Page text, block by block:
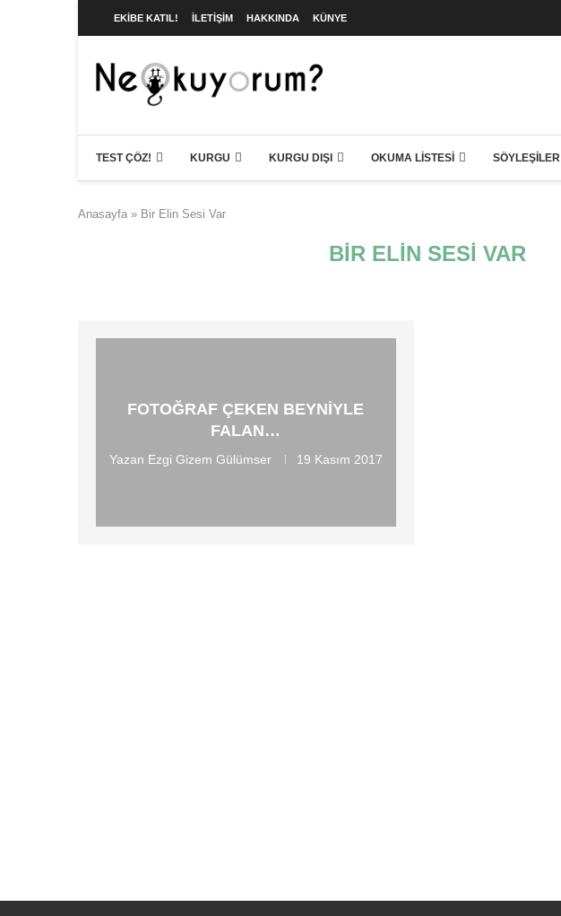
EKIBE KATIL! İLETIŞIM HAKKINDA KÜNYE
TEST ÇÖZ! KURGU KURGU DIŞI OKUMA LISTESI SÖYLEŞILER
Anasayfa » Bir Elin Sesi Var
BIR ELIN SESI VAR
FOTOĞRAF ÇEKEN BEYNIYLE
FALAN…
Yazan Ezgi Gizem Gülümser 19 Kasım 2017